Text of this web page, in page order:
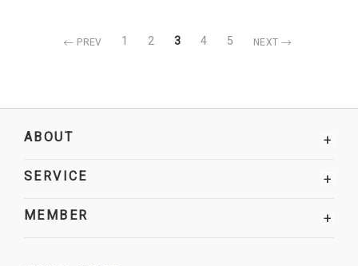
PREV 1 2 3 4 5 NEXT
ABOUT +
SERVICE +
MEMBER +